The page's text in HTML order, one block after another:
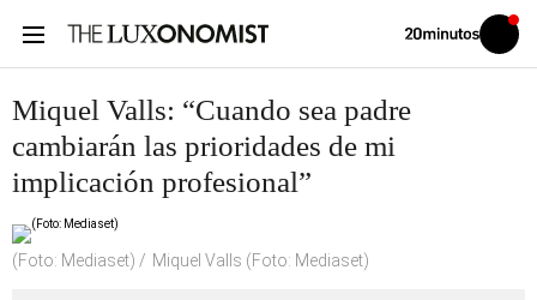
Volver
Iniciar
sesión
Miquel Valls: “Cuando sea padre
cambiarán las prioridades de mi
implicación profesional”
(Foto: Mediaset) Miquel Valls (Foto: Mediaset)